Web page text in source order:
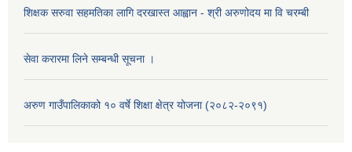
शिक्षक सरुवा सहमतिका लागि दरखास्त आह्वान - श्री अरुणोदय मा वि चरम्बी
सेवा करारमा लिने सम्बन्धी सूचना ।
अरुण गाउँपालिकाको १० वर्षे शिक्षा क्षेत्र योजना (२०८२-२०९१)